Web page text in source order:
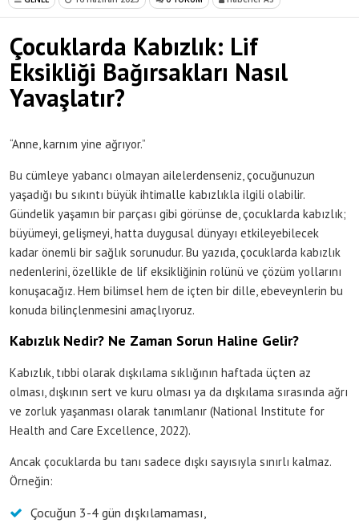
Çocuklarda Kabızlık: Lif
Eksikliği Bağırsakları Nasıl
Yavaşlatır?
“Anne, karnım yine ağrıyor.”
Bu cümleye yabancı olmayan ailelerdenseniz, çocuğunuzun
yaşadığı bu sıkıntı büyük ihtimalle kabızlıkla ilgili olabilir.
Gündelik yaşamın bir parçası gibi görünse de, çocuklarda kabızlık;
büyümeyi, gelişmeyi, hatta duygusal dünyayı etkileyebilecek
kadar önemli bir sağlık sorunudur. Bu yazıda, çocuklarda kabızlık
nedenlerini, özellikle de lif eksikliğinin rolünü ve çözüm yollarını
konuşacağız. Hem bilimsel hem de içten bir dille, ebeveynlerin bu
konuda bilinçlenmesini amaçlıyoruz.
Kabızlık Nedir? Ne Zaman Sorun Haline Gelir?
Kabızlık, tıbbi olarak dışkılama sıklığının haftada üçten az
olması, dışkının sert ve kuru olması ya da dışkılama sırasında ağrı
ve zorluk yaşanması olarak tanımlanır (National Institute for
Health and Care Excellence, 2022).
Ancak çocuklarda bu tanı sadece dışkı sayısıyla sınırlı kalmaz.
Örneğin:
Çocuğun 3-4 gün dışkılamaması,